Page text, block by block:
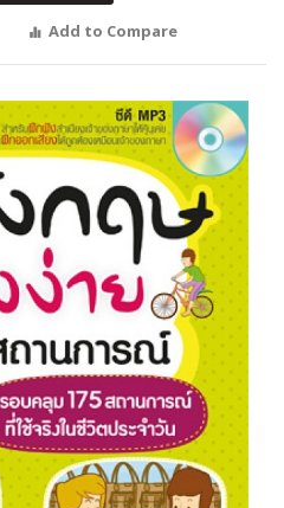
Add to Compare